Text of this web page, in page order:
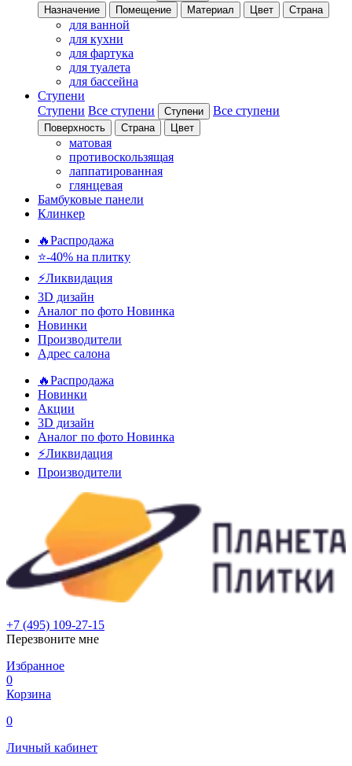
Назначение Помещение Материал Цвет Страна
для ванной
для кухни
для фартука
для туалета
для бассейна
Ступени
Ступени Все ступени Ступени Все ступени
Поверхность Страна Цвет
матовая
противоскользящая
лаппатированная
глянцевая
Бамбуковые панели
Клинкер
🔥Распродажа
⭐-40% на плитку
⚡️Ликвидация
3D дизайн
Аналог по фото Новинка
Новинки
Производители
Адрес салона
🔥Распродажа
Новинки
Акции
3D дизайн
Аналог по фото Новинка
⚡Ликвидация
Производители
+7 (495) 109-27-15
Перезвоните мне
Избранное
0
Корзина
0
Личный кабинет